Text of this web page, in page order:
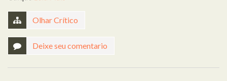
Olhar Crítico
Deixe seu comentario